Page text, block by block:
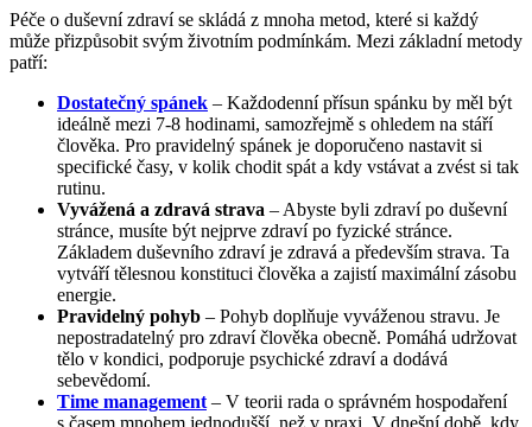
Péče o duševní zdraví se skládá z mnoha metod, které si každý
může přizpůsobit svým životním podmínkám. Mezi základní metody
patří:
Dostatečný spánek – Každodenní přísun spánku by měl být
ideálně mezi 7-8 hodinami, samozřejmě s ohledem na stáří
člověka. Pro pravidelný spánek je doporučeno nastavit si
specifické časy, v kolik chodit spát a kdy vstávat a zvést si tak
rutinu.
Vyvážená a zdravá strava – Abyste byli zdraví po duševní
stránce, musíte být nejprve zdraví po fyzické stránce.
Základem duševního zdraví je zdravá a především strava. Ta
vytváří tělesnou konstituci člověka a zajistí maximální zásobu
energie.
Pravidelný pohyb – Pohyb doplňuje vyváženou stravu. Je
nepostradatelný pro zdraví člověka obecně. Pomáhá udržovat
tělo v kondici, podporuje psychické zdraví a dodává
sebevědomí.
Time management – V teorii rada o správném hospodaření